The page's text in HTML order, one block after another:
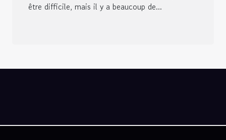
être difficile, mais il y a beaucoup de...